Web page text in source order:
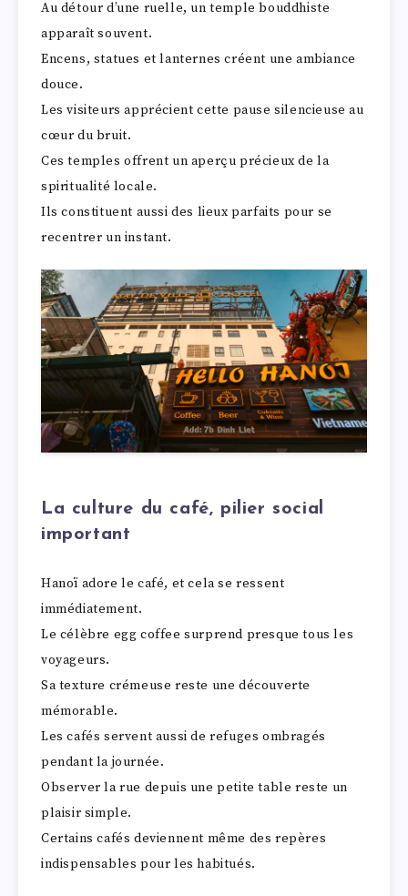
Au détour d’une ruelle, un temple bouddhiste
apparaît souvent.
Encens, statues et lanternes créent une ambiance
douce.
Les visiteurs apprécient cette pause silencieuse au
cœur du bruit.
Ces temples offrent un aperçu précieux de la
spiritualité locale.
Ils constituent aussi des lieux parfaits pour se
recentrer un instant.
La culture du café, pilier social
important
Hanoï adore le café, et cela se ressent
immédiatement.
Le célèbre egg coffee surprend presque tous les
voyageurs.
Sa texture crémeuse reste une découverte
mémorable.
Les cafés servent aussi de refuges ombragés
pendant la journée.
Observer la rue depuis une petite table reste un
plaisir simple.
Certains cafés deviennent même des repères
indispensables pour les habitués.